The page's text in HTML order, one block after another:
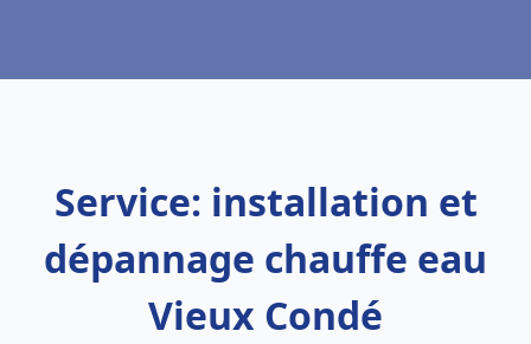
Service: installation et
dépannage chauffe eau
Vieux Condé